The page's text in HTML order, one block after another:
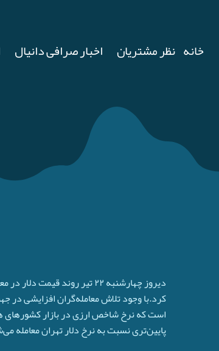
خانه نظر مشتریان اخبار صرافی دانیال
کرد.با وجود تلاش معامله‌گران افزایشی در
است که نرخ شاخص ارزی در بازار کشور‌های
پایین‌تری نسبت به نرخ دلار تهران معامله